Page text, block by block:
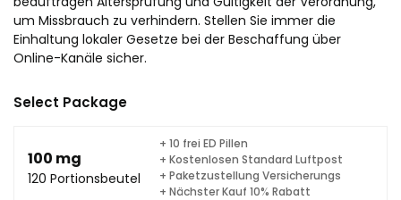
um Missbrauch zu verhindern. Stellen Sie immer die
Einhaltung lokaler Gesetze bei der Beschaffung über
Online-Kanäle sicher.
Select Package
100 mg
120 Portionsbeutel
+ 10 frei ED Pillen
+ Kostenlosen Standard Luftpost
+ Paketzustellung Versicherungs
+ Nächster Kauf 10% Rabatt